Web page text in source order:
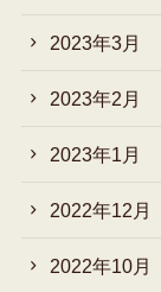
2023年3月
2023年2月
2023年1月
2022年12月
2022年10月